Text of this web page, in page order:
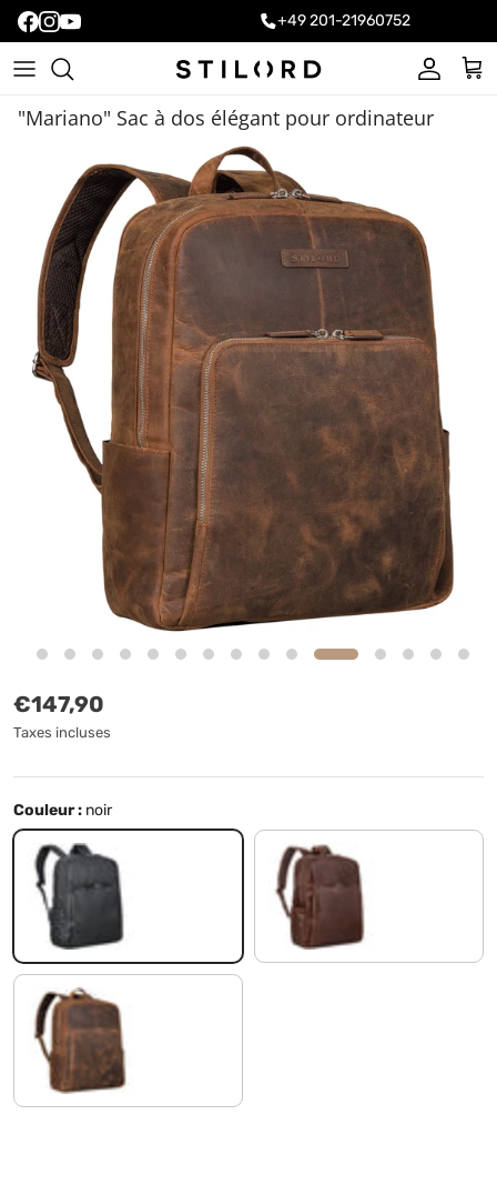
+49 201-21960752
Compte
"Mariano" Sac à dos élégant pour ordinateur
Prix habituel
€147,90
Taxes incluses
Couleur : noir
noir sonora - cognac
samari - marron